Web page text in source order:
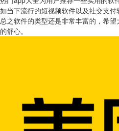
如当下流行的短视频软件以及社交支
总之软件的类型还是非常丰富的，希
的舒心。